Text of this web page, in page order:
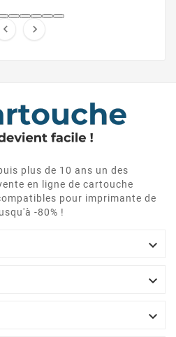
 
plus de 10 ans un des
en ligne de cartouche
pour imprimante de
-80% !


